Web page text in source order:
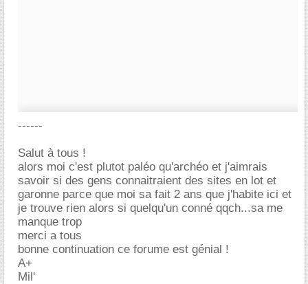
------
Salut à tous !
alors moi c'est plutot paléo qu'archéo et j'aimrais
savoir si des gens connaitraient des sites en lot et
garonne parce que moi sa fait 2 ans que j'habite ici et
je trouve rien alors si quelqu'un conné qqch...sa me
manque trop
merci a tous
bonne continuation ce forume est génial !
A+
Mil'